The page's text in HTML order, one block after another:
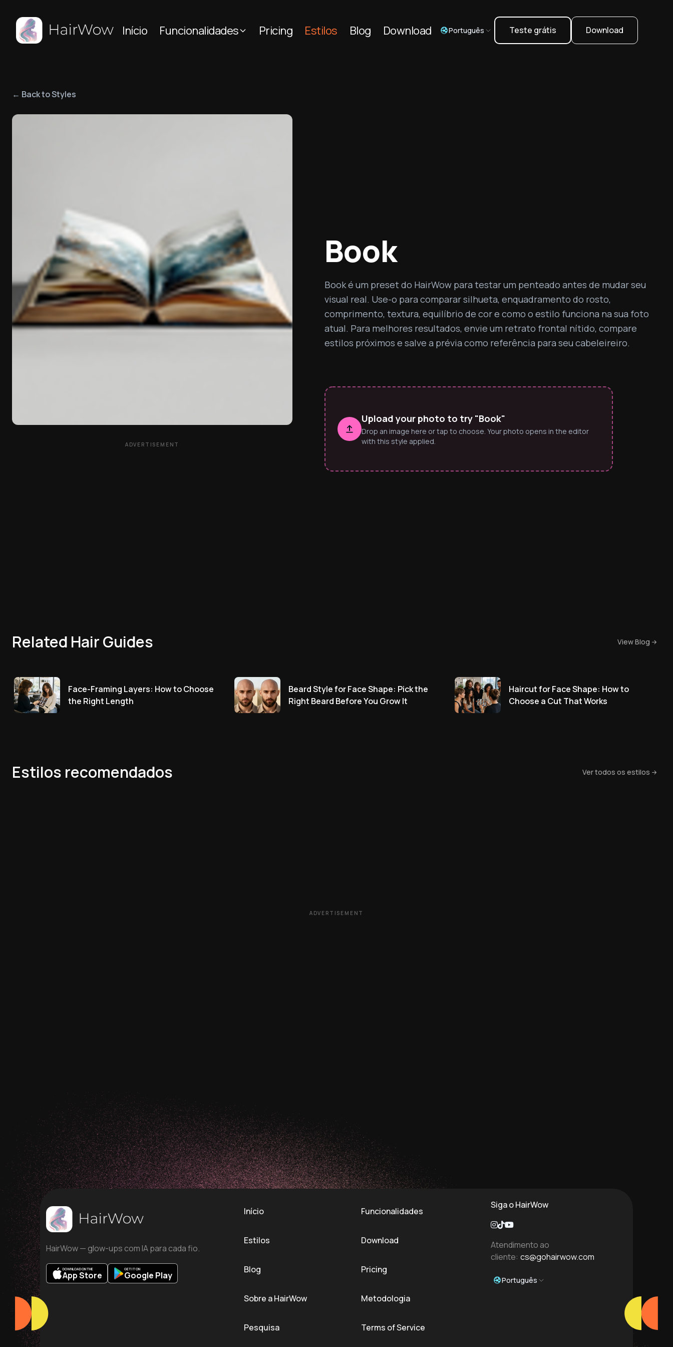
Início Funcionalidades Pricing Estilos Blog Download Português Teste grátis Download
← Back to Styles
ADVERTISEMENT
Book
Book é um preset do HairWow para testar um penteado antes de mudar seu
visual real. Use-o para comparar silhueta, enquadramento do rosto,
comprimento, textura, equilíbrio de cor e como o estilo funciona na sua foto
atual. Para melhores resultados, envie um retrato frontal nítido, compare
estilos próximos e salve a prévia como referência para seu cabeleireiro.
Upload your photo to try "Book"
Drop an image here or tap to choose. Your photo opens in the editor
with this style applied.
Related Hair Guides View Blog
Face-Framing Layers: How to Choose
the Right Length
Beard Style for Face Shape: Pick the
Right Beard Before You Grow It
Haircut for Face Shape: How to
Choose a Cut That Works
Estilos recomendados Ver todos os estilos
ADVERTISEMENT
HairWow — glow-ups com IA para cada fio.
DOWNLOAD ON THE
App Store
GET IT ON
Google Play
Início Funcionalidades
Estilos Download
Blog Pricing
Sobre a HairWow Metodologia
Pesquisa Terms of Service
Siga o HairWow
Atendimento ao
cliente: cs@gohairwow.com
Português